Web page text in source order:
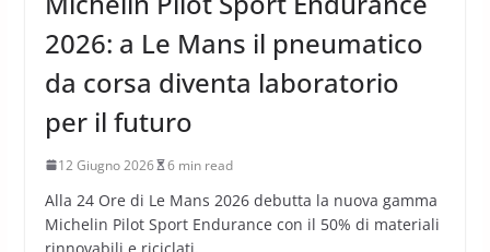
2026: a Le Mans il pneumatico
da corsa diventa laboratorio
per il futuro
12 Giugno 2026 6 min read
Alla 24 Ore di Le Mans 2026 debutta la nuova gamma
Michelin Pilot Sport Endurance con il 50% di materiali
rinnovabili e riciclati.